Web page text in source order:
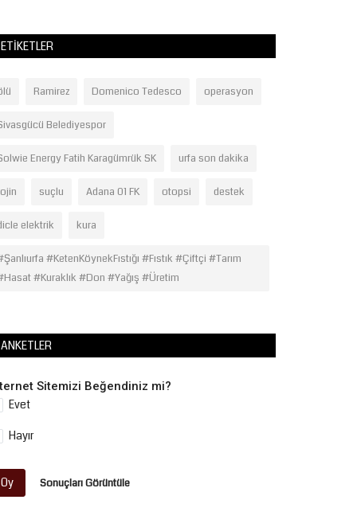
ETIKETLER
Ramirez Domenico Tedesco operasyon
Belediyespor
Energy Fatih Karagümrük SK urfa son dakika
suçlu Adana 01 FK otopsi destek
elektrik kura
#KetenKöynekFıstığı #Fıstık #Çiftçi #Tarım
#Kuraklık #Don #Yağış #Üretim
ANKETLER
Sitemizi Beğendiniz mi?
Evet
Hayır
Oy Sonuçları Görüntüle